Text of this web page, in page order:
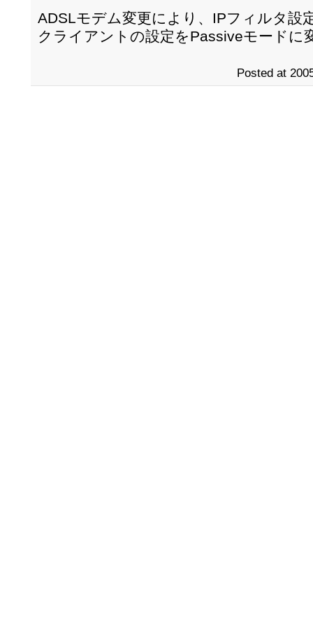
ADSLモデム変更により、IPフィルタ設
クライアントの設定をPassiveモードに
Posted at